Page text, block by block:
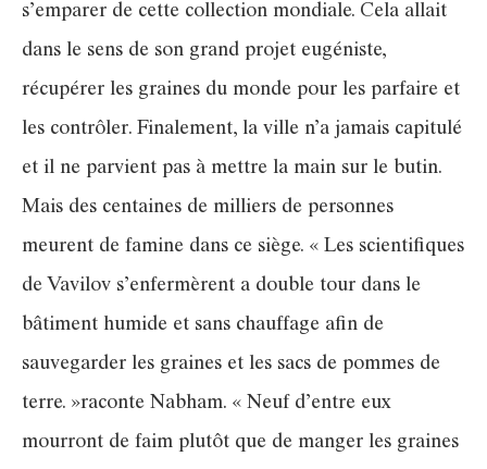
s’emparer de cette collection mondiale. Cela allait
dans le sens de son grand projet eugéniste,
récupérer les graines du monde pour les parfaire et
les contrôler. Finalement, la ville n’a jamais capitulé
et il ne parvient pas à mettre la main sur le butin.
Mais des centaines de milliers de personnes
meurent de famine dans ce siège. « Les scientifiques
de Vavilov s’enfermèrent a double tour dans le
bâtiment humide et sans chauffage afin de
sauvegarder les graines et les sacs de pommes de
terre. »raconte Nabham. « Neuf d’entre eux
mourront de faim plutôt que de manger les graines